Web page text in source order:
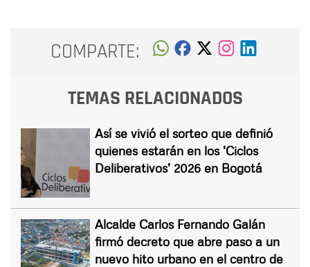
COMPARTE:
TEMAS RELACIONADOS
Así se vivió el sorteo que definió
quienes estarán en los 'Ciclos
Deliberativos' 2026 en Bogotá
Alcalde Carlos Fernando Galán
firmó decreto que abre paso a un
nuevo hito urbano en el centro de